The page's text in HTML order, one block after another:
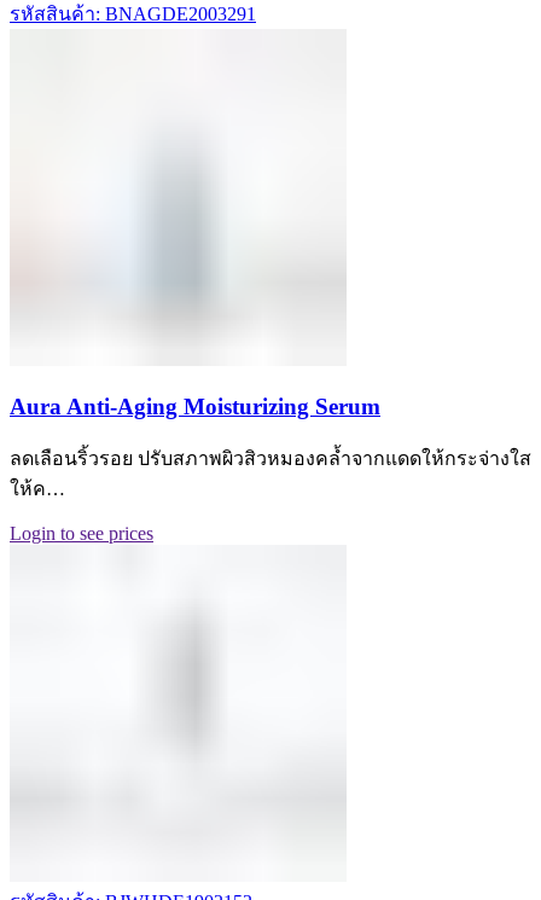
รหัสสินค้า: BNAGDE2003291
Aura Anti-Aging Moisturizing Serum
ลดเลือนริ้วรอย ปรับสภาพผิวสิวหมองคล้ำจากแดดให้กระจ่างใส
ให้ค…
Login to see prices